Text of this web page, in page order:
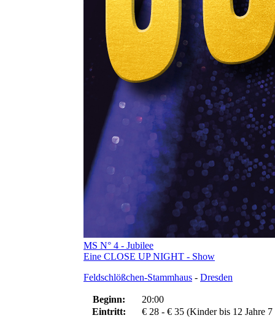
MS N° 4 - Jubilee
Eine CLOSE UP NIGHT - Show
Feldschlößchen-Stammhaus - Dresden
Beginn:
20:00
Eintritt:
€ 28 - € 35 (Kinder bis 12 Jahre 7